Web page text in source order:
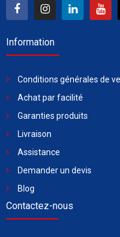
Information
Conditions générales de
Achat par facilité
Garanties produits
Livraison
Assistance
Demander un devis
Blog
Contactez-nous